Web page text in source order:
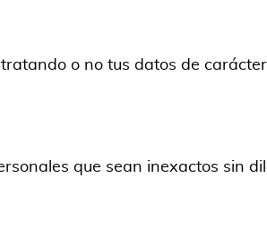
o no tus datos de
que sean inexactos sin